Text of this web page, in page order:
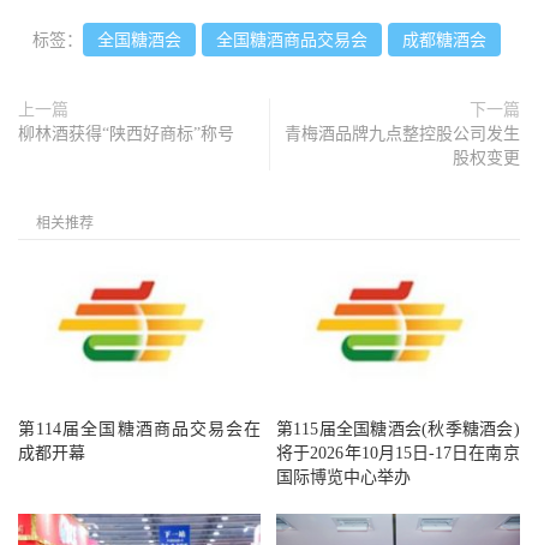
标签： 全国糖酒会 全国糖酒商品交易会 成都糖酒会
上一篇
柳林酒获得“陕西好商标”称号
下一篇
青梅酒品牌九点整控股公司发生
股权变更
相关推荐
第114届全国糖酒商品交易会在
成都开幕
第115届全国糖酒会(秋季糖酒会)
将于2026年10月15日-17日在南京
国际博览中心举办